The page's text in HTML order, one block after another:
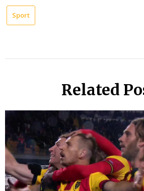
Sport
Related